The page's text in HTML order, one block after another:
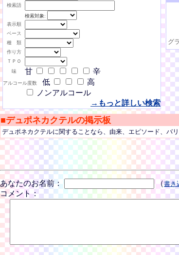
検索語
検索対象:
表示順
ベース
種 類
作り方
ＴＰＯ
味
甘 辛
アルコール度数 低
高
ノンアルコール
→もっと詳しい検索
グ
■デュポネカクテルの掲示板
デュポネカクテルに関することなら、由来、エピソード、バ
あなたのお名前： （書き
コメント：